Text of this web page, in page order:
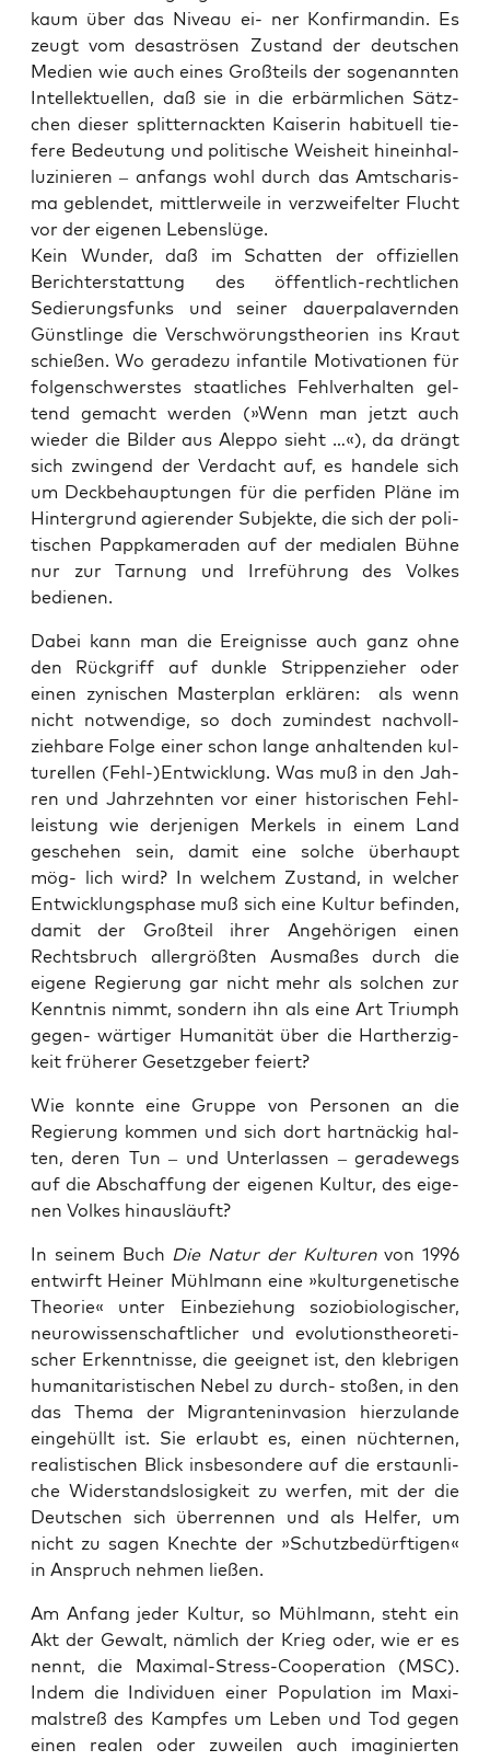
kaum über das Niveau ei- ner Kon­fir­man­din. Es
zeugt vom desas­trö­sen Zustand der deut­schen
Medi­en wie auch eines Groß­teils der soge­nann­ten
Intel­lek­tu­el­len, daß sie in die erbärm­li­chen Sätz­
chen die­ser split­ter­nack­ten Kai­se­rin habi­tu­ell tie­
fe­re Bedeu­tung und poli­ti­sche Weis­heit hin­ein­hal­
lu­zi­nie­ren – anfangs wohl durch das Amts­cha­ris­
ma geblen­det, mitt­ler­wei­le in ver­zwei­fel­ter Flucht
vor der eige­nen Lebenslüge.
Kein Wun­der, daß im Schat­ten der offi­zi­el­len
Bericht­erstat­tung des öffent­lich-recht­li­chen
Sedie­rungs­funks und sei­ner dau­er­pa­la­vern­den
Günst­lin­ge die Ver­schwö­rungs­theo­rien ins Kraut
schie­ßen. Wo gera­de­zu infan­ti­le Moti­va­tio­nen für
fol­gen­schwers­tes staat­li­ches Fehl­ver­hal­ten gel­
tend gemacht wer­den (»Wenn man jetzt auch
wie­der die Bil­der aus Alep­po sieht …«), da drängt
sich zwin­gend der Ver­dacht auf, es han­de­le sich
um Deck­be­haup­tun­gen für die per­fi­den Plä­ne im
Hin­ter­grund agie­ren­der Sub­jek­te, die sich der poli­
ti­schen Papp­ka­me­ra­den auf der media­len Büh­ne
nur zur Tar­nung und Irre­füh­rung des Vol­kes
bedienen.
Dabei kann man die Ereig­nis­se auch ganz ohne
den Rück­griff auf dunk­le Strip­pen­zie­her oder
einen zyni­schen Mas­ter­plan erklä­ren: als wenn
nicht not­wen­di­ge, so doch zumin­dest nach­voll­
zieh­ba­re Fol­ge einer schon lan­ge anhal­ten­den kul­
tu­rel­len (Fehl-)Entwicklung. Was muß in den Jah­
ren und Jahr­zehn­ten vor einer his­to­ri­schen Fehl­
leis­tung wie der­je­ni­gen Mer­kels in einem Land
gesche­hen sein, damit eine sol­che über­haupt
mög- lich wird? In wel­chem Zustand, in wel­cher
Ent­wick­lungs­pha­se muß sich eine Kul­tur befin­den,
damit der Groß­teil ihrer Ange­hö­ri­gen einen
Rechts­bruch aller­größ­ten Aus­ma­ßes durch die
eige­ne Regie­rung gar nicht mehr als sol­chen zur
Kennt­nis nimmt, son­dern ihn als eine Art Tri­umph
gegen- wär­ti­ger Huma­ni­tät über die Hart­her­zig­
keit frü­he­rer Gesetz­ge­ber feiert?
Wie konn­te eine Grup­pe von Per­so­nen an die
Regie­rung kom­men und sich dort hart­nä­ckig hal­
ten, deren Tun – und Unter­las­sen – gera­de­wegs
auf die Abschaf­fung der eige­nen Kul­tur, des eige­
nen Vol­kes hinausläuft?
In sei­nem Buch Die Natur der Kul­tu­renvon 1996
ent­wirft Hei­ner Mühl­mann eine »kul­tur­ge­ne­ti­sche
Theo­rie« unter Ein­be­zie­hung sozio­bio­lo­gi­scher,
neu­ro­wis­sen­schaft­li­cher und evo­lu­ti­ons­theo­re­ti­
scher Erkennt­nis­se, die geeig­net ist, den kleb­ri­gen
huma­ni­ta­ris­ti­schen Nebel zu durch- sto­ßen, in den
das The­ma der Migran­ten­in­va­si­on hier­zu­lan­de
ein­ge­hüllt ist. Sie erlaubt es, einen nüch­ter­nen,
rea­lis­ti­schen Blick ins­be­son­de­re auf die erstaun­li­
che Wider­stands­lo­sig­keit zu wer­fen, mit der die
Deut­schen sich über­ren­nen und als Hel­fer, um
nicht zu sagen Knech­te der »Schutz­be­dürf­ti­gen«
in Anspruch neh­men ließen.
Am Anfang jeder Kul­tur, so Mühl­mann, steht ein
Akt der Gewalt, näm­lich der Krieg oder, wie er es
nennt, die Maxi­mal-Stress-Coope­ra­ti­on (MSC).
Indem die Indi­vi­du­en einer Popu­la­ti­on im Maxi­
mal­streß des Kamp­fes um Leben und Tod gegen
einen rea­len oder zuwei­len auch ima­gi­nier­ten